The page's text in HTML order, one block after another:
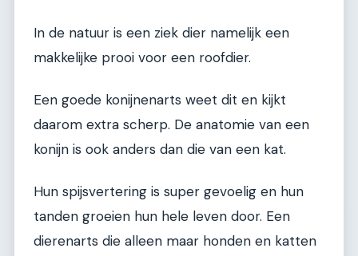
In de natuur is een ziek dier namelijk een
makkelijke prooi voor een roofdier.
Een goede konijnenarts weet dit en kijkt
daarom extra scherp. De anatomie van een
konijn is ook anders dan die van een kat.
Hun spijsvertering is super gevoelig en hun
tanden groeien hun hele leven door. Een
dierenarts die alleen maar honden en katten